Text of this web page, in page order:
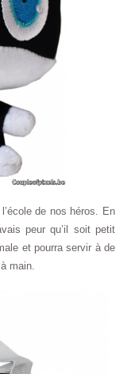
l’école de nos héros. En
peur qu’il soit petit
et pourra servir à de
main.